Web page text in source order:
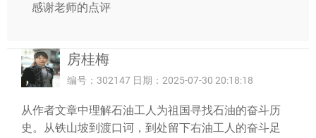
感谢老师的点评
房桂梅
编号：302147 日期：2025-07-30 20:18:18
从作者文章中理解石油工人为祖国寻找石油的奋斗历
史。从铁山坡到渡口诃，到处留下右油工人的奋斗足